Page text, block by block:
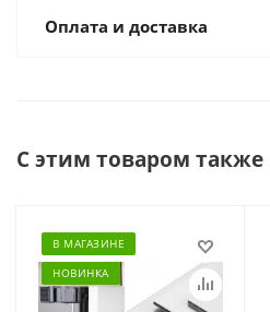
Оплата и доставка
С этим товаром также
В МАГАЗИНЕ
НОВИНКА